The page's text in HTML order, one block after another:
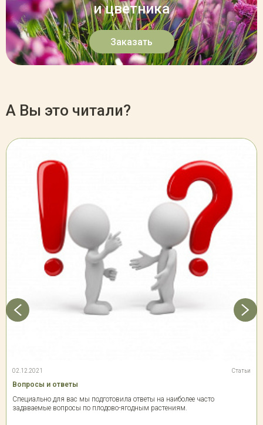
и цветника
Заказать
А Вы это читали?
02.12.2021 Статьи
Вопросы и ответы
Специально для вас мы подготовила ответы на наиболее часто
задаваемые вопросы по плодово-ягодным растениям.